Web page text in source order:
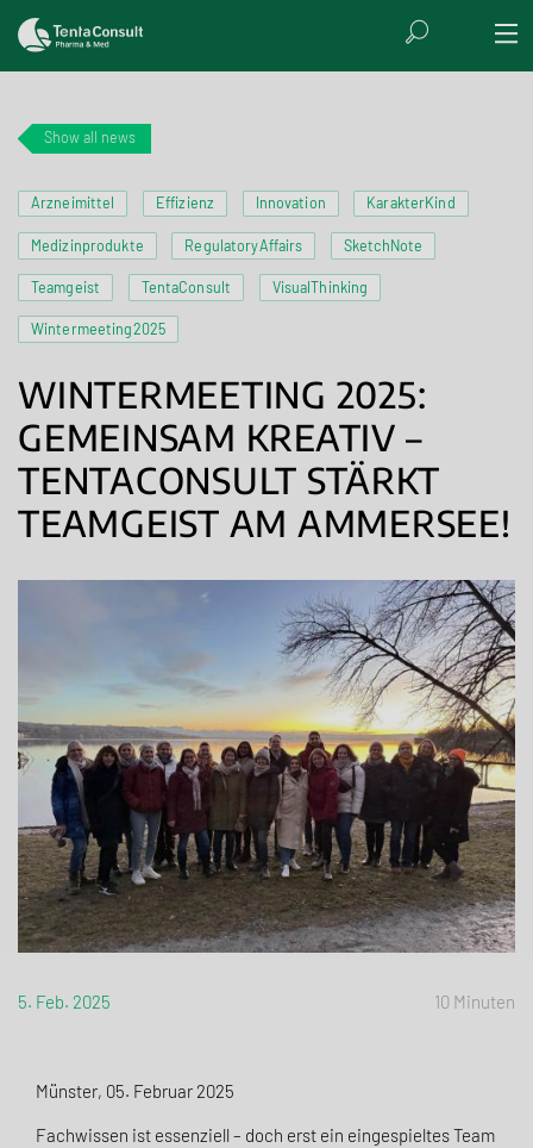
Show all news
Arzneimittel Effizienz Innovation KarakterKind
Medizinprodukte RegulatoryAffairs SketchNote
Teamgeist TentaConsult VisualThinking
Wintermeeting2025
WINTERMEETING 2025:
GEMEINSAM KREATIV –
TENTACONSULT STÄRKT
TEAMGEIST AM AMMERSEE!
5. Feb. 2025 10 Minuten
Münster, 05. Februar 2025
Fachwissen ist essenziell – doch erst ein eingespieltes Team